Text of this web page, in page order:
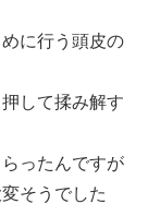
に行う頭皮の
して揉み解す
ったんですが
そうでした